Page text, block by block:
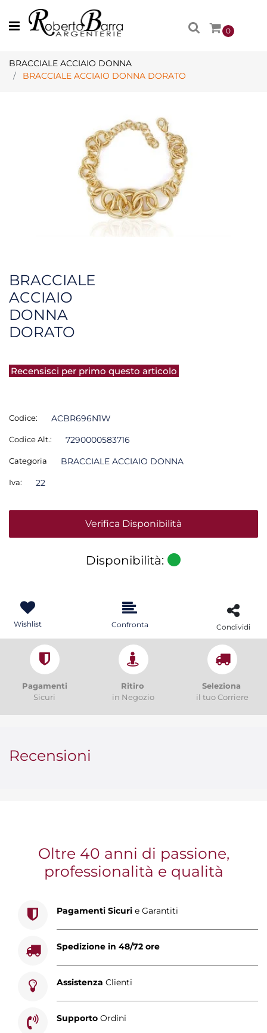
Open menu
0
BRACCIALE ACCIAIO DONNA
BRACCIALE ACCIAIO DONNA DORATO
BRACCIALE
ACCIAIO
DONNA
DORATO
Recensisci per primo questo articolo
Codice: ACBR696N1W
Codice Alt.: 7290000583716
Categoria BRACCIALE ACCIAIO DONNA
Iva: 22
Verifica Disponibilità
Disponibilità:
Wishlist Confronta Condividi
Pagamenti
Sicuri
Ritiro
in Negozio
Seleziona
il tuo Corriere
Recensioni
Oltre 40 anni di passione,
professionalità e qualità
Pagamenti Sicuri e Garantiti
Spedizione in 48/72 ore
Assistenza Clienti
Supporto Ordini